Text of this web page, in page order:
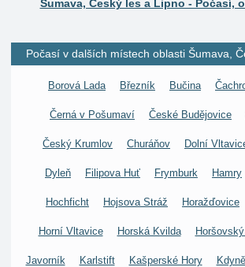
Šumava, Český les a Lipno - Počasí,
Počasí v dalších místech oblasti Šumava,
Borová Lada Březník Bučina
Černá v Pošumaví České Budějovice
Český Krumlov Churáňov Dolní
Dyleň Filipova Huť Frymburk Hamry
Hochficht Hojsova Stráž Horažďovice
Horní Vltavice Horská Kvilda
Javorník Karlstift Kašperské Hory Kdyně